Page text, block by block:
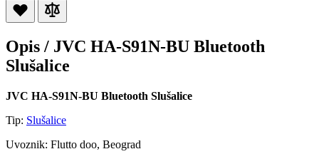
Opis / JVC HA-S91N-BU Bluetooth
Slušalice
JVC HA-S91N-BU Bluetooth Slušalice
Tip: Slušalice
Uvoznik: Flutto doo, Beograd